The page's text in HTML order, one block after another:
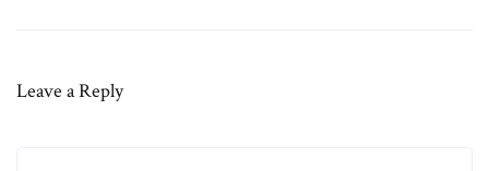
Leave a Reply